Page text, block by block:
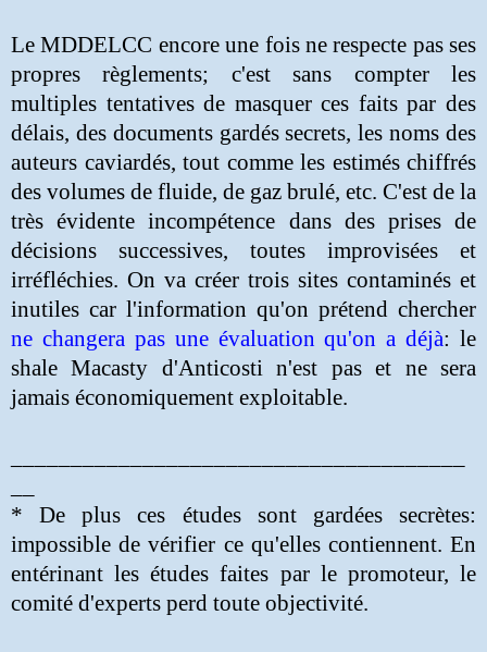
Le MDDELCC encore une fois ne respecte pas ses
propres règlements; c'est sans compter les
multiples tentatives de masquer ces faits par des
délais, des documents gardés secrets, les noms des
auteurs caviardés, tout comme les estimés chiffrés
des volumes de fluide, de gaz brulé, etc. C'est de la
très évidente incompétence dans des prises de
décisions successives, toutes improvisées et
irréfléchies. On va créer trois sites contaminés et
inutiles car l'information qu'on prétend chercher
ne changera pas une évaluation qu'on a déjà: le
shale Macasty d'Anticosti n'est pas et ne sera
jamais économiquement exploitable.
*De plus ces études sont gardées secrètes:
impossible de vérifier ce qu'elles contiennent. En
entérinant les études faites par le promoteur, le
comité d'experts perd toute objectivité.